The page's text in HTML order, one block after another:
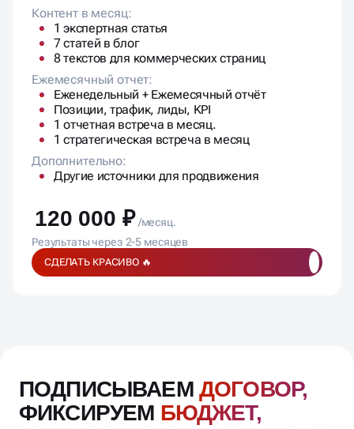
Контент в месяц:
1 экспертная статья
7 статей в блог
8 текстов для коммерческих страниц
Ежемесячный отчет:
Еженедельный + Ежемесячный отчёт
Позиции, трафик, лиды, KPI
1 отчетная встреча в месяц.
1 стратегическая встреча в месяц
Дополнительно:
Другие источники для продвижения
120 000 ₽ /месяц.
Результаты через 2-5 месяцев
СДЕЛАТЬ КРАСИВО 🔥
ПОДПИСЫВАЕМ ДОГОВОР,
ФИКСИРУЕМ БЮДЖЕТ,